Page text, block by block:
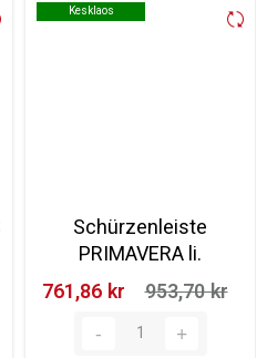
Kesklaos
Kesklaos
Schürzenleiste
PRIMAVERA li.
761,86 kr‎
953,70 kr‎